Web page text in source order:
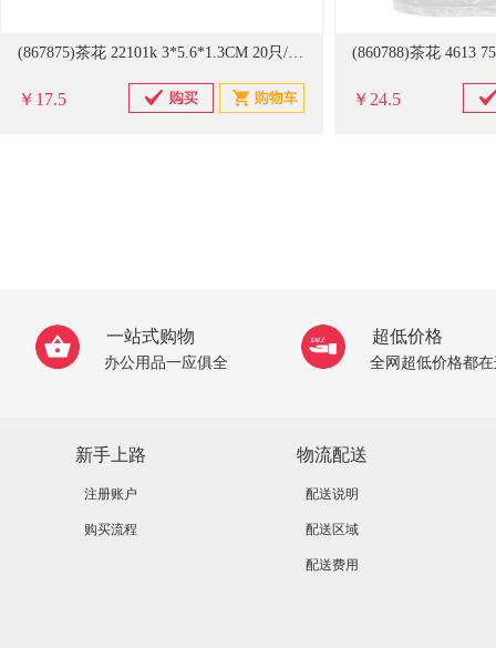
(867875)茶花 22101k 3*5.6*1.3CM 20只/包 塑料夹(单位：包)
￥17.5 ￥24.5
一站式购物
办公用品一应俱全
超低价格
全网超低价格都
新手上路
注册账户
购买流程
物流配送
配送说明
配送区域
配送费用